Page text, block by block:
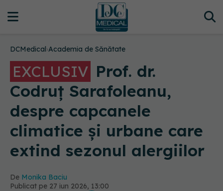
DCMedical›Academia de Sănătate
EXCLUSIV Prof. dr.
Codruț Sarafoleanu,
despre capcanele
climatice și urbane care
extind sezonul alergiilor
De Monika Baciu
Publicat pe 27 iun 2026, 13:00